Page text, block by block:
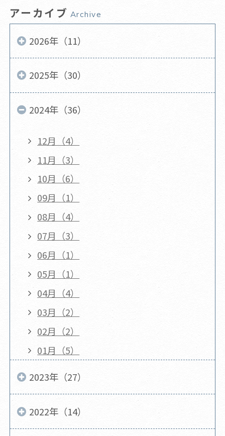
アーカイブ Archive
2026年（11）
2025年（30）
2024年（36）
12月（4）
11月（3）
10月（6）
09月（1）
08月（4）
07月（3）
06月（1）
05月（1）
04月（4）
03月（2）
02月（2）
01月（5）
2023年（27）
2022年（14）